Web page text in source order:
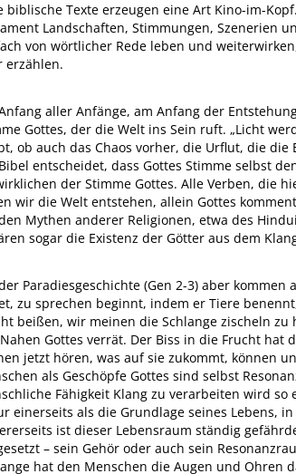
biblische Texte erzeugen eine Art Kino-im-
Landschaften, Stimmungen, Szenerien
von wörtlicher Rede leben und
erzählen.
aller Anfänge, am Anfang der
Gottes, der die Welt ins Sein ruft. „Licht
ob auch das Chaos vorher, die Urflut, die
entscheidet, dass Gottes Stimme selbst
der Stimme Gottes. Alle Verben, die
wir die Welt entstehen, allein Gottes
Mythen anderer Religionen, etwa des
sogar die Existenz der Götter aus dem
Paradiesgeschichte (Gen 2-3) aber
zu sprechen beginnt, indem er Tiere
beißen, wir meinen die Schlange zischeln
Gottes verrät. Der Biss in die Frucht
jetzt hören, was auf sie zukommt, können
als Geschöpfe Gottes sind selbst
Fähigkeit Klang zu verarbeiten wird
einerseits als die Grundlage seines Lebens,
ist dieser Lebensraum ständig
– sein Gehör oder auch sein
hat den Menschen die Augen und Ohren